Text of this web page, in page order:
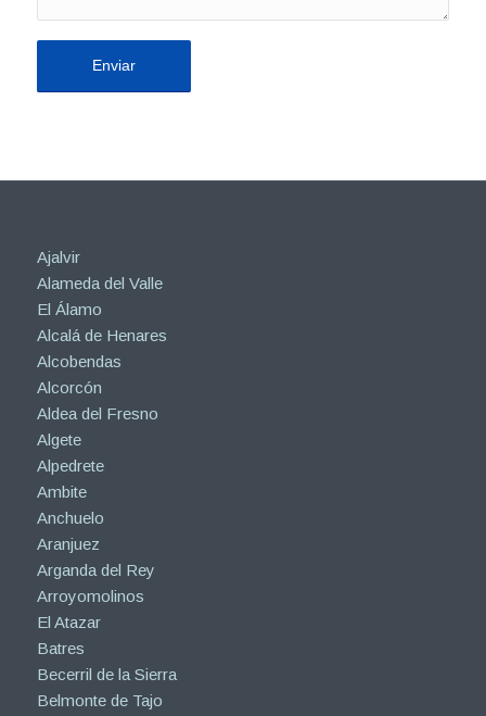
Ajalvir
Alameda del Valle
El Álamo
Alcalá de Henares
Alcobendas
Alcorcón
Aldea del Fresno
Algete
Alpedrete
Ambite
Anchuelo
Aranjuez
Arganda del Rey
Arroyomolinos
El Atazar
Batres
Becerril de la Sierra
Belmonte de Tajo